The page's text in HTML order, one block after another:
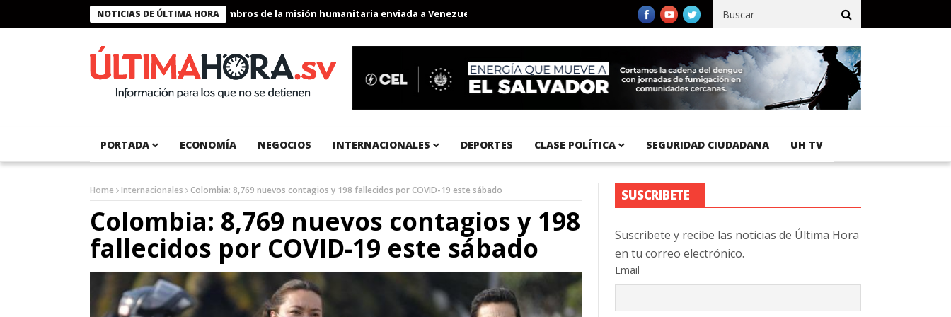
NOTICIAS DE ÚLTIMA HORA
Presidente Bukele condecora a miembros de la misión humanitaria enviada a Venezuela Aeropuerto Internacional del Pacífico registra 92 % de avance en obras de terracería
PORTADA ECONOMÍA NEGOCIOS INTERNACIONALES DEPORTES CLASE POLÍTICA SEGURIDAD CIUDADANA UH TV
Home Internacionales Colombia: 8,769 nuevos contagios y 198 fallecidos por COVID-19 este sábado
Colombia: 8,769 nuevos contagios y 198
fallecidos por COVID-19 este sábado
SUSCRIBETE
Suscribete y recibe las noticias de Última Hora
en tu correo electrónico.
Email